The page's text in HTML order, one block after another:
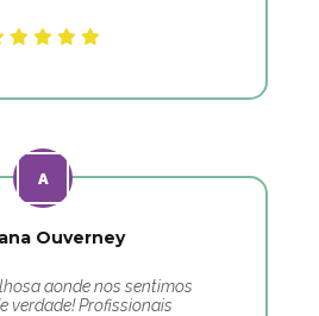
Ouverney
aonde nos sentimos
verdade! Profissionais